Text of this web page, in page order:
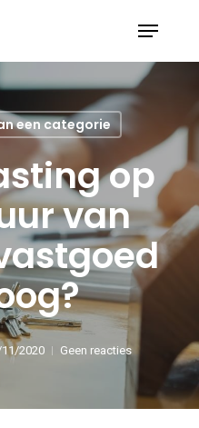
Menu
een categorie
op
van
2020 Geen reacties
Close